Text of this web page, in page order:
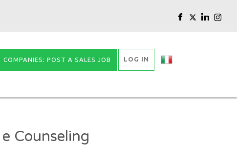
COMPANIES: POST A SALES JOB LOG IN
Counseling